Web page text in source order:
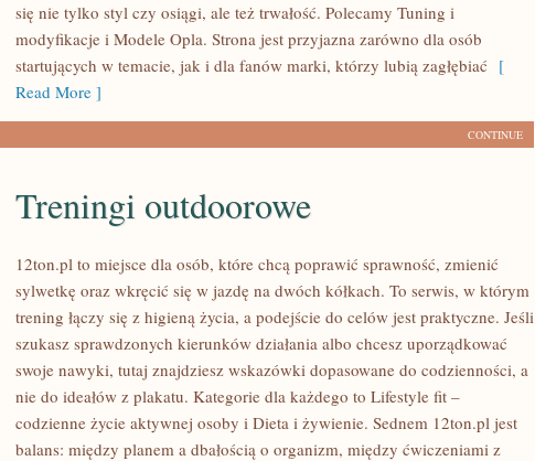
WŁAŚCICIELI
się nie tylko styl czy osiągi, ale też trwałość. Polecamy Tuning i
modyfikacje i Modele Opla. Strona jest przyjazna zarówno dla osób
startujących w temacie, jak i dla fanów marki, którzy lubią zagłębiać [
Read More ]
CONTINUE
TRENINGI
OUTDOOROWE
Treningi outdoorowe
12ton.pl to miejsce dla osób, które chcą poprawić sprawność, zmienić
sylwetkę oraz wkręcić się w jazdę na dwóch kółkach. To serwis, w którym
trening łączy się z higieną życia, a podejście do celów jest praktyczne. Jeśli
szukasz sprawdzonych kierunków działania albo chcesz uporządkować
swoje nawyki, tutaj znajdziesz wskazówki dopasowane do codzienności, a
nie do ideałów z plakatu. Kategorie dla każdego to Lifestyle fit –
codzienne życie aktywnej osoby i Dieta i żywienie. Sednem 12ton.pl jest
balans: między planem a dbałością o organizm, między ćwiczeniami z